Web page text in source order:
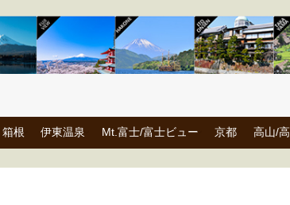
箱根 伊東温泉 Mt.富士/富士ビュー 京都 高山/